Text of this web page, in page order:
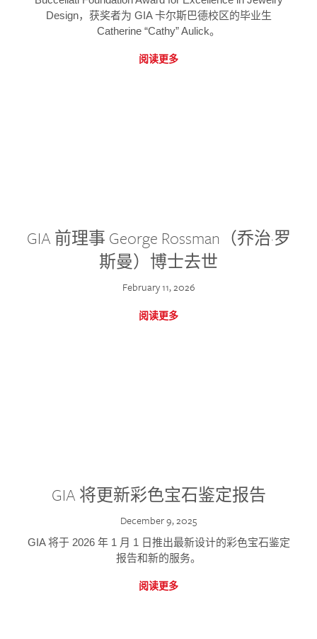
Design，获奖者为 GIA 卡尔斯巴德校区的毕业生
Catherine “Cathy” Aulick。
阅读更多
GIA 前理事 George Rossman（乔治·罗
斯曼）博士去世
February 11, 2026
阅读更多
GIA 将更新彩色宝石鉴定报告
December 9, 2025
GIA 将于 2026 年 1 月 1 日推出最新设计的彩色宝石鉴定
报告和新的服务。
阅读更多